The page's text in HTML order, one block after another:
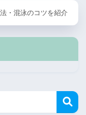
・混泳のコツを紹介